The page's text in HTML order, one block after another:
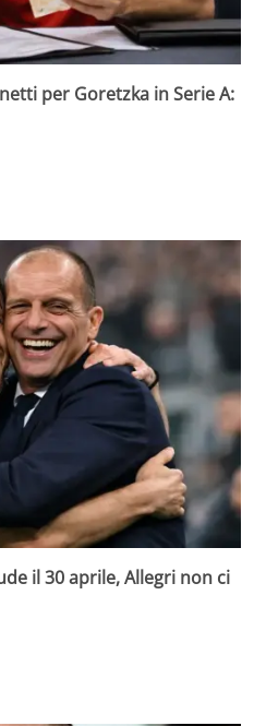
per Goretzka in Serie A:
il 30 aprile, Allegri non ci